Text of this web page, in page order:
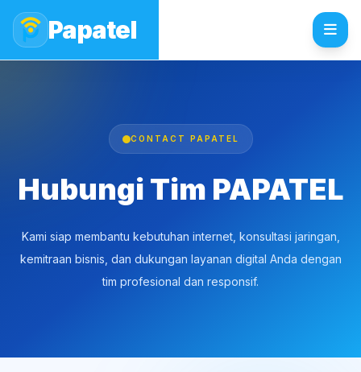
Papatel
CONTACT PAPATEL
Hubungi Tim PAPATEL
Kami siap membantu kebutuhan internet, konsultasi jaringan,
kemitraan bisnis, dan dukungan layanan digital Anda dengan
tim profesional dan responsif.